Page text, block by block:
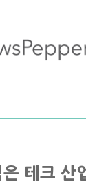
테크 산